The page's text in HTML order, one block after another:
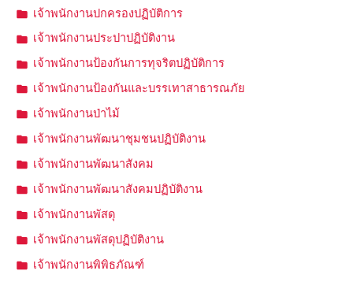
เจ้าพนักงานปกครองปฏิบัติการ
เจ้าพนักงานประปาปฏิบัติงาน
เจ้าพนักงานป้องกันการทุจริตปฏิบัติการ
เจ้าพนักงานป้องกันและบรรเทาสาธารณภัย
เจ้าพนักงานป่าไม้
เจ้าพนักงานพัฒนาชุมชนปฏิบัติงาน
เจ้าพนักงานพัฒนาสังคม
เจ้าพนักงานพัฒนาสังคมปฏิบัติงาน
เจ้าพนักงานพัสดุ
เจ้าพนักงานพัสดุปฏิบัติงาน
เจ้าพนักงานพิพิธภัณฑ์